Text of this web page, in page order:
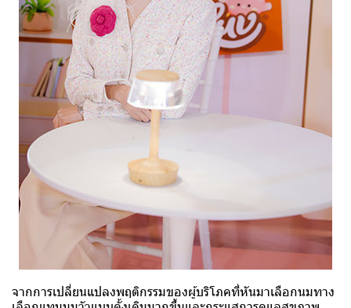
จากการเปลี่ยนแปลงพฤติกรรมของผู้บริโภคที่หันมาเลือกนมทาง